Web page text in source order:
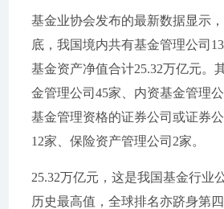
基金业协会发布的最新数据显示，
底，我国境内共有基金管理公司
基金资产净值合计25.32万亿元。
金管理公司45家、内资基金管理
基金管理资格的证券公司或证券
12家、保险资产管理公司2家。
25.32万亿元，这是我国基金行业
历史最高值，全球排名亦跻身第